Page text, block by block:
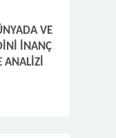
VE
İNANÇ
ANALİZİ